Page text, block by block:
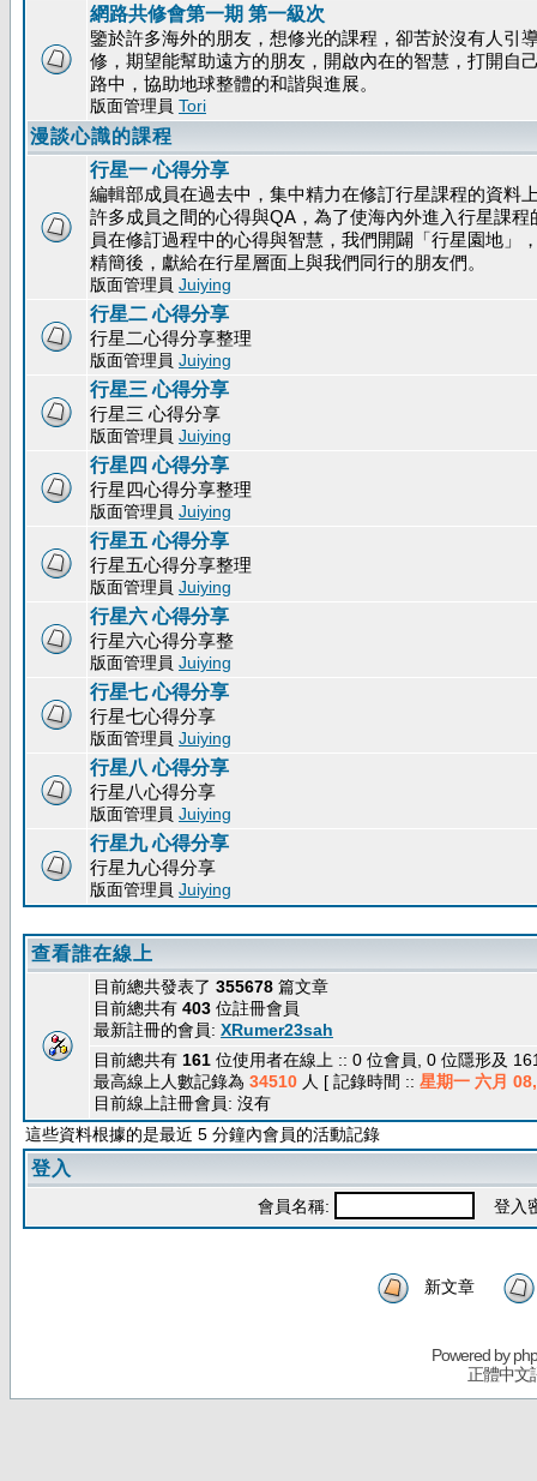
網路共修會第一期 第一級次
鑒於許多海外的朋友，想修光的課程，卻苦於沒有人引
修，期望能幫助遠方的朋友，開啟內在的智慧，打開自
路中，協助地球整體的和諧與進展。
版面管理員 Tori
漫談心識的課程
行星一 心得分享
編輯部成員在過去中，集中精力在修訂行星課程的資料
許多成員之間的心得與QA，為了使海內外進入行星課
員在修訂過程中的心得與智慧，我們開闢「行星園地」
精簡後，獻給在行星層面上與我們同行的朋友們。
版面管理員 Juiying
行星二 心得分享
行星二心得分享整理
版面管理員 Juiying
行星三 心得分享
行星三 心得分享
版面管理員 Juiying
行星四 心得分享
行星四心得分享整理
版面管理員 Juiying
行星五 心得分享
行星五心得分享整理
版面管理員 Juiying
行星六 心得分享
行星六心得分享整
版面管理員 Juiying
行星七 心得分享
行星七心得分享
版面管理員 Juiying
行星八 心得分享
行星八心得分享
版面管理員 Juiying
行星九 心得分享
行星九心得分享
版面管理員 Juiying
查看誰在線上
目前總共發表了 355678 篇文章
目前總共有 403 位註冊會員
最新註冊的會員: XRumer23sah
目前總共有 161 位使用者在線上 :: 0 位會員, 0 位隱形及
最高線上人數記錄為 34510 人 [ 記錄時間 :: 星期一 六月
目前線上註冊會員: 沒有
這些資料根據的是最近 5 分鐘內會員的活動記錄
登入
會員名稱: 登入
新文章
Powered by
正體中文